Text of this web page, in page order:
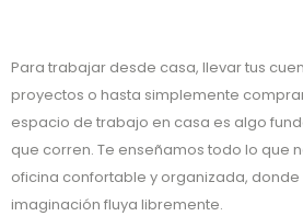
Para trabajar desde casa, llevar tus
proyectos o hasta simplemente
espacio de trabajo en casa es algo
que corren. Te enseñamos todo lo que
oficina confortable y organizada,
imaginación fluya libremente.